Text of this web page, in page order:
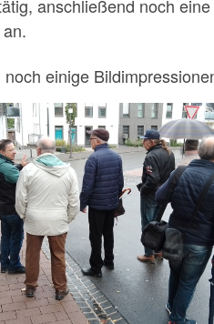
anschließend noch
an.
einige